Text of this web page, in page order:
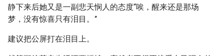
静下来后她又是一副悲天悯人的态度“唉，醒来还是那场
梦，没有惊喜只有泪目。”
建议把公屏打在泪目上。